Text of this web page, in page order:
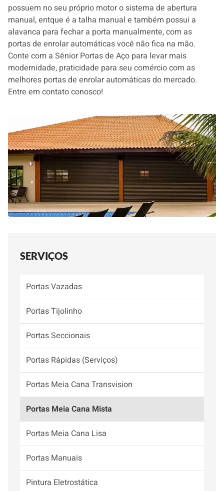
possuem no seu próprio motor o sistema de abertura
manual, entque é a talha manual e também possui a
alavanca para fechar a porta manualmente, com as
portas de enrolar automáticas você não fica na mão.
Conte com a Sênior Portas de Aço para levar mais
modernidade, praticidade para seu comércio com as
melhores portas de enrolar automáticas do mercado.
Entre em contato conosco!
SERVIÇOS
Portas Vazadas
Portas Tijolinho
Portas Seccionais
Portas Rápidas (Serviços)
Portas Meia Cana Transvision
Portas Meia Cana Mista
Portas Meia Cana Lisa
Portas Manuais
Pintura Eletrostática